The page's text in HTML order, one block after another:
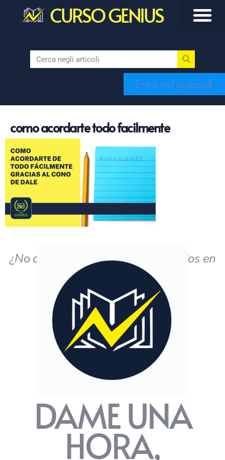
CURSO GENIUS
Entra nel gruppo
como acordarte todo facilmente
¿No obtiene los resultados deseados en
el estudio?
DAME UNA
HORA,